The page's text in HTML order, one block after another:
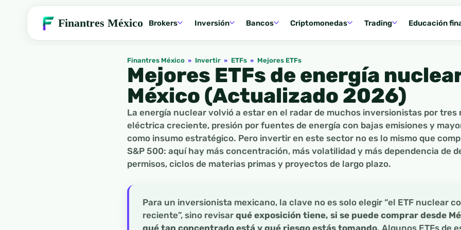
Finantres México Brokers Inversión Bancos Criptomonedas Trading Educación
Finantres México » Invertir » ETFs » Mejores ETFs
Mejores ETFs de energía
México (Actualizado 2026)
La energía nuclear volvió a estar en el radar de muchos inversionistas por tres
eléctrica creciente, presión por fuentes de energía con bajas emisiones y
como insumo estratégico. Pero invertir en este sector no es lo mismo que
S&P 500: aquí hay más concentración, más volatilidad y más dependencia de
permisos, ciclos de materias primas y proyectos de largo plazo.
Para un inversionista mexicano, la clave no es solo elegir “el ETF nuclear
reciente”, sino revisar qué exposición tiene, si se puede comprar desde